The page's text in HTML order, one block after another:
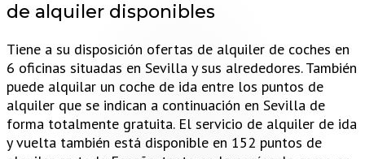
de alquiler disponibles
Tiene a su disposición ofertas de alquiler de coches en
6 oficinas situadas en Sevilla y sus alrededores. También
puede alquilar un coche de ida entre los puntos de
alquiler que se indican a continuación en Sevilla de
forma totalmente gratuita. El servicio de alquiler de ida
y vuelta también está disponible en 152 puntos de